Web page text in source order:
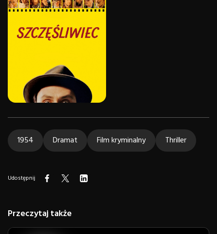
1954 Dramat Film kryminalny Thriller
Udostępnij
Przeczytaj także